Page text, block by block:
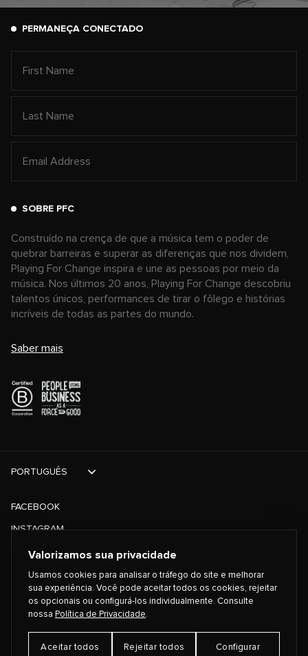
PERMANEÇA CONECTADO
SOBRE PFC
Construído na crença de que a música tem o poder de
quebrar barreiras e superar as diferenças que nos dividem,
Playing For Change inspira e une as pessoas por meio da
música. Nos últimos 20 anos, Playing For Change descobriu
talentos únicos, performances de tirar o fôlego e histórias
incríveis de todas as partes do mundo.
Saber mais
©2026 PLAYING FOR CHANGE
TERMOS E CONDIÇÕES POLÍTICA DE PRIVACIDADE
FACEBOOK
INSTAGRAM
TIKTOK
TWITTER
PORTUGUÊS
Valorizamos sua privacidade
Usamos cookies para analisar o tráfego do site e melhorar
sua experiência. Você pode aceitar todos os cookies, rejeitar
os opcionais ou configurá-los individualmente. Consulte
nossa Política de Privacidade.
Aceitar todos Rejeitar todos Configurar